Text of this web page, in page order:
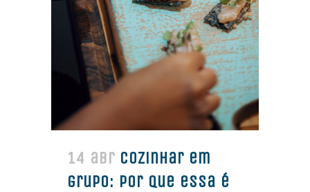
14 abr Cozinhar em
grupo: por que essa é